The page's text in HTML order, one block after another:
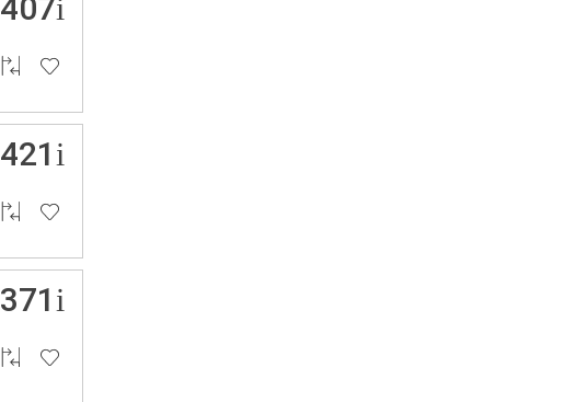
407
421
371